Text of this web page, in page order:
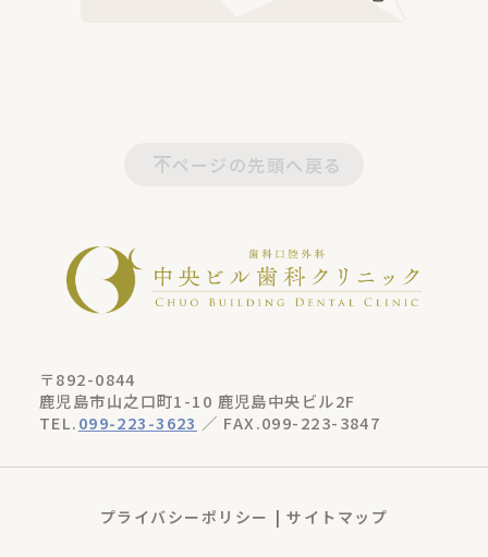
ページの先頭へ戻る
〒892-0844
鹿児島市山之口町1-10 鹿児島中央ビル2F
TEL.099-223-3623 ／ FAX.099-223-3847
プライバシーポリシー サイトマップ